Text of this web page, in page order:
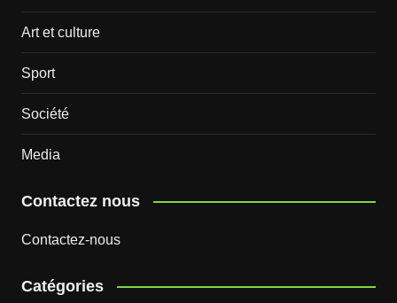
Art et culture
Sport
Société
Media
Contactez nous
Contactez-nous
Catégories